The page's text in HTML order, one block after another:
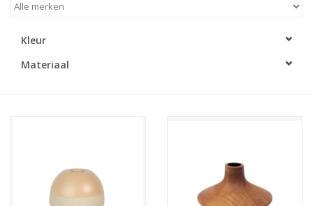
Kaarsenhouders
LED Kaarsen
Kleur
Materiaal